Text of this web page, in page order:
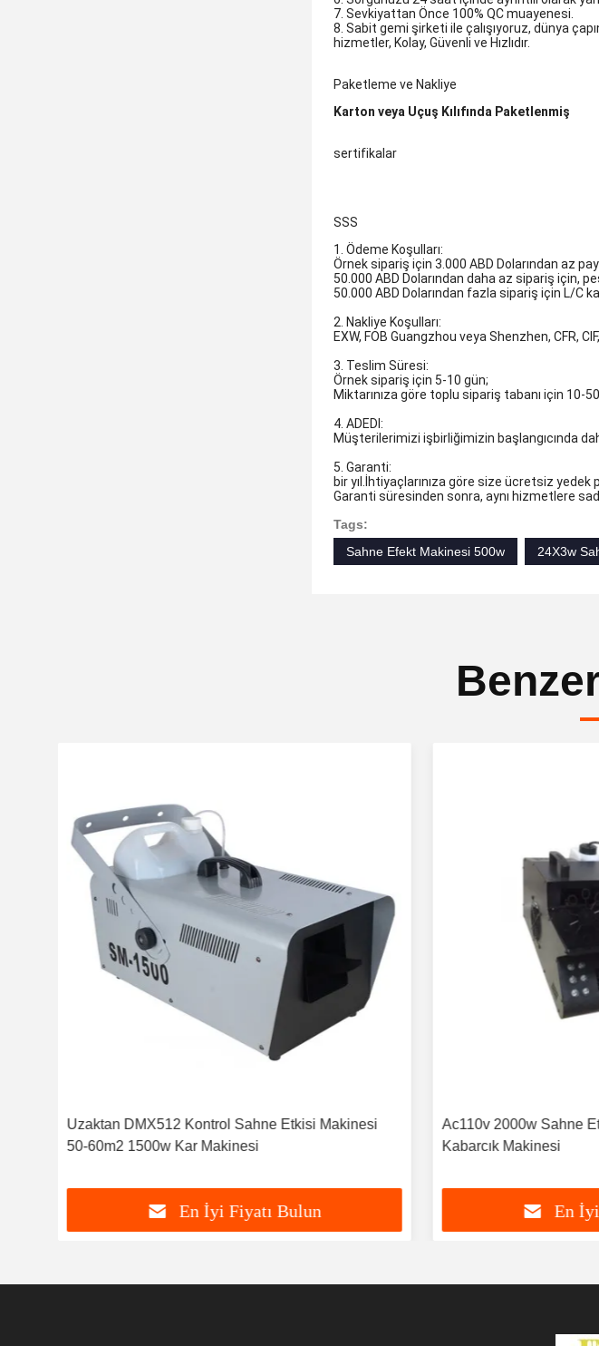
7. Sevkiyattan Önce 100% QC muayenesi.
8. Sabit gemi şirketi ile çalışıyoruz, dünya
hizmetler, Kolay, Güvenli ve Hızlıdır.
Paketleme ve Nakliye
Karton veya Uçuş Kılıfında Paketlenmiş
sertifikalar
SSS
1. Ödeme Koşulları:
Örnek sipariş için 3.000 ABD Dolarından az
50.000 ABD Dolarından daha az sipariş için,
50.000 ABD Dolarından fazla sipariş için L/C
2. Nakliye Koşulları:
EXW, FOB Guangzhou veya Shenzhen, CFR,
3. Teslim Süresi:
Örnek sipariş için 5-10 gün;
Miktarınıza göre toplu sipariş tabanı için 10-50
4. ADEDI:
Müşterilerimizi işbirliğimizin başlangıcında
5. Garanti:
bir yıl.İhtiyaçlarınıza göre size ücretsiz
Garanti süresinden sonra, aynı hizmetlere
Tags:
Sahne Efekt Makinesi 500w
24X3w
Uzaktan DMX512 Kontrol Sahne Etkisi Makinesi
50-60m2 1500w Kar Makinesi
En İyi Fiyatı Bulun
Ac110v 2000w Sahne
Kabarcık Makinesi
En